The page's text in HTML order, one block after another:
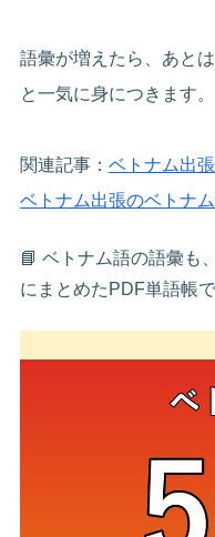
語彙が増えたら、あと
と一気に身につきます。
関連記事：ベトナム出
ベトナム出張のベトナ
📘 ベトナム語の語彙も
にまとめたPDF単語帳で